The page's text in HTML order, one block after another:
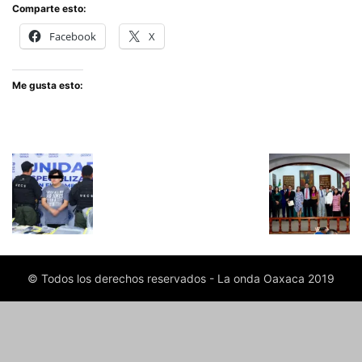
Comparte esto:
Facebook X
Me gusta esto:
© Todos los derechos reservados - La onda Oaxaca 2019